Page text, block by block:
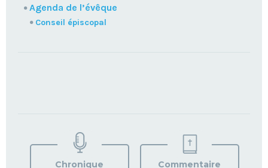
Agenda de l’évêque
Conseil épiscopal
VOTRE
PAROISSE
Chronique
Commentaire